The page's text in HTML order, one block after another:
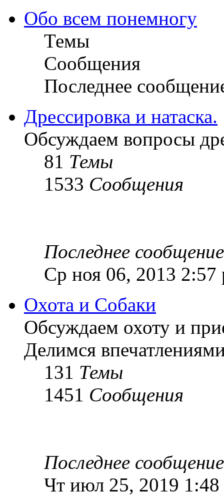
Обо всем понемногу
Темы
Сообщения
Последнее
Дрессировка и натаска.
Обсуждаем вопросы
81 Темы
1533 Сообщения
Последнее сообщение
Ср ноя 06, 2013 2:57
Охота и Собаки
Обсуждаем охоту и
Делимся
131 Темы
1451 Сообщения
Последнее сообщение
Чт июл 25, 2019 1:48